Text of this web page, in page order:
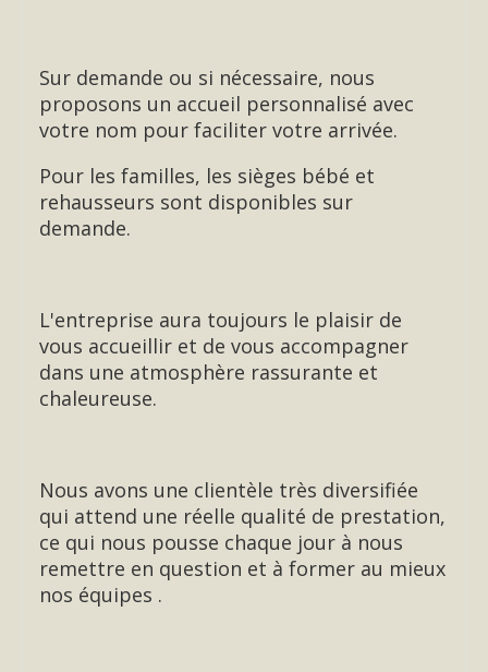
Sur demande ou si nécessaire, nous
proposons un accueil personnalisé avec
votre nom pour faciliter votre arrivée.
Pour les familles, les sièges bébé et
rehausseurs sont disponibles sur
demande.
L'entreprise aura toujours le plaisir de
vous accueillir et de vous accompagner
dans une atmosphère rassurante et
chaleureuse.
Nous avons une clientèle très diversifiée
qui attend une réelle qualité de prestation,
ce qui nous pousse chaque jour à nous
remettre en question et à former au mieux
nos équipes .